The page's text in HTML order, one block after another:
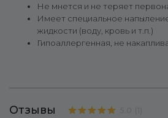
Не мнется и не теряет
Имеет специальное
жидкости (воду, кровь и т.п.)
Гипоаллергенная, не
Отзывы